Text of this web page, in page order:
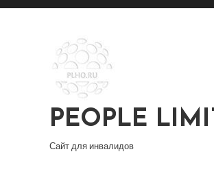
Перейти
содержимому
PEOPLE
Сайт для инвалидов